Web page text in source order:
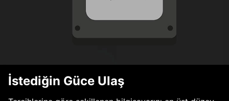
İstediğin Güce Ulaş